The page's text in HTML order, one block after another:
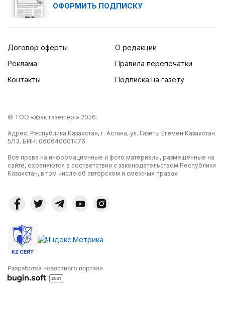
ОФОРМИТЬ ПОДПИСКУ
Договор оферты
Реклама
Контакты
О редакции
Правила перепечатки
Подписка на газету
© ТОО «Қазақ газеттері» 2026.
Адрес: Республика Казахстан, г. Астана, ул. Газеты Егемен Казахстан
5/13. БИН: 060640001476
Все права на информационные и фото материалы, размещенные на
сайте, охраняются в соответствии с законодательством Республики
Казахстан, в том числе об авторском и смежных правах